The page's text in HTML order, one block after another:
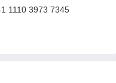
1110 3973 7345